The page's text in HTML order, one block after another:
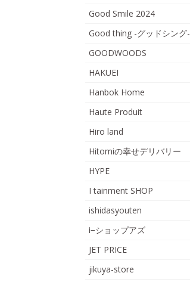
Good Smile 2024
Good thing -グッドシング-
GOODWOODS
HAKUEI
Hanbok Home
Haute Produit
Hiro land
Hitomiの幸せデリバリー
HYPE
I tainment SHOP
ishidasyouten
i−ショップアズ
JET PRICE
jikuya-store